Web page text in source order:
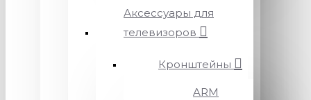
Аксессуары для
телевизоров
Кронштейны
ARM